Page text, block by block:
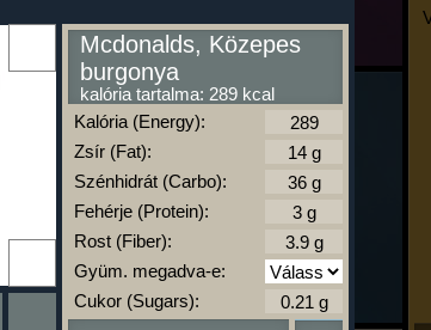
Mcdonalds, Közepes
burgonya
kalória tartalma: 289 kcal
Kalória (Energy):
Zsír (Fat):
Szénhidrát (Carbo):
Fehérje (Protein):
Rost (Fiber):
Gyüm. megadva-e:
Cukor (Sugars):